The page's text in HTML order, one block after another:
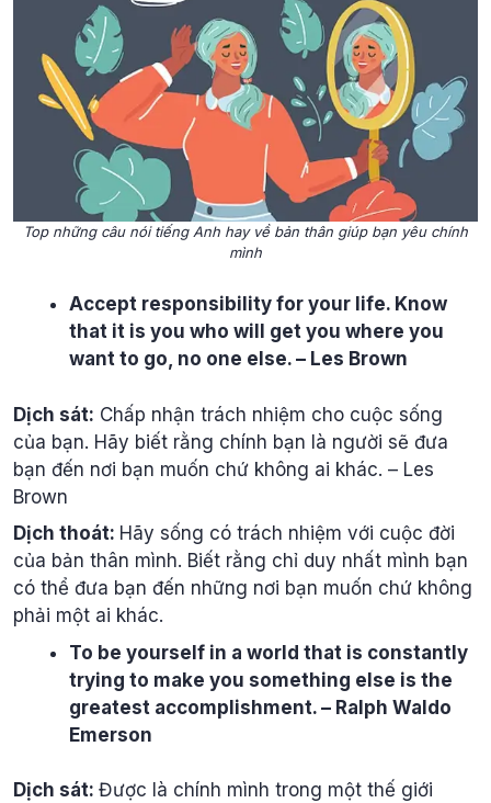
Top những câu nói tiếng Anh hay về bản thân giúp bạn yêu chính
mình
Accept responsibility for your life. Know
that it is you who will get you where you
want to go, no one else. – Les Brown
Dịch sát: Chấp nhận trách nhiệm cho cuộc sống
của bạn. Hãy biết rằng chính bạn là người sẽ đưa
bạn đến nơi bạn muốn chứ không ai khác. – Les
Brown
Dịch thoát: Hãy sống có trách nhiệm với cuộc đời
của bản thân mình. Biết rằng chỉ duy nhất mình bạn
có thể đưa bạn đến những nơi bạn muốn chứ không
phải một ai khác.
To be yourself in a world that is constantly
trying to make you something else is the
greatest accomplishment. – Ralph Waldo
Emerson
Dịch sát: Được là chính mình trong một thế giới